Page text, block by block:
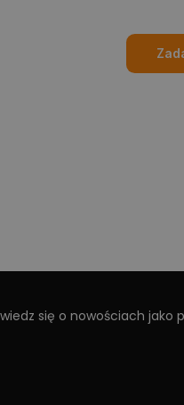
się o nowościach jako